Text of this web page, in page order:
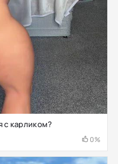
с карликом?
0%